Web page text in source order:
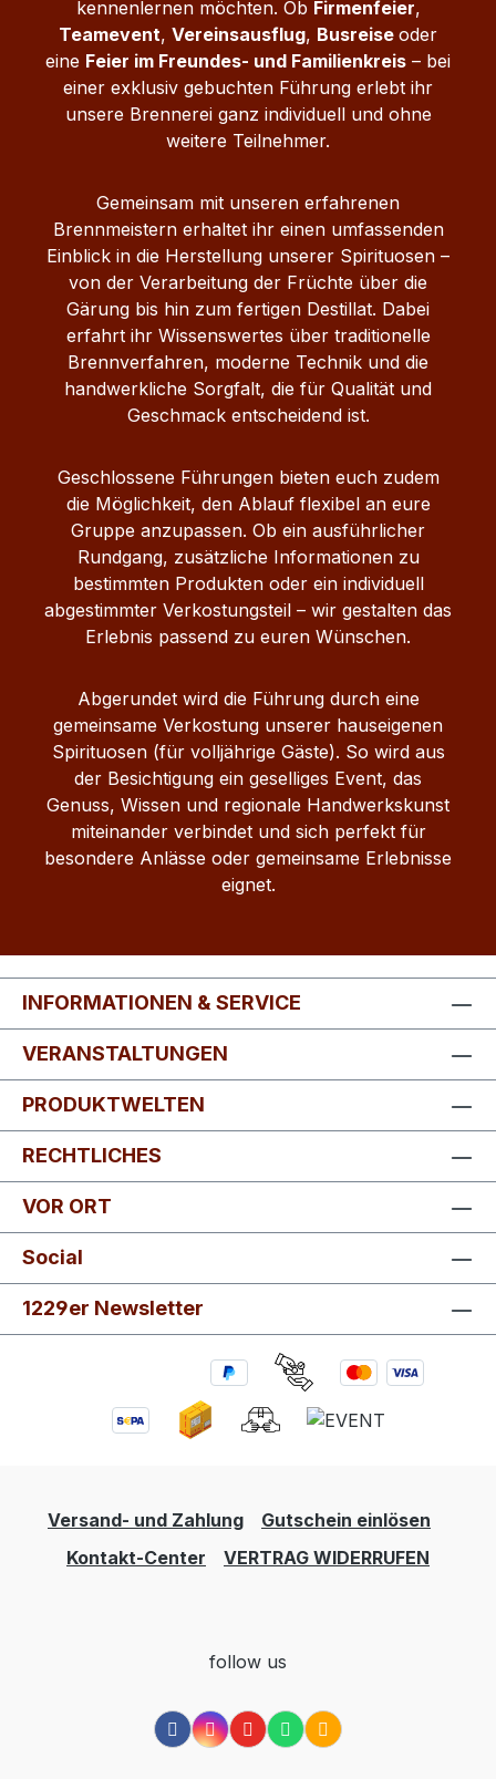
kennenlernen möchten. Ob Firmenfeier,
Teamevent, Vereinsausflug, Busreise oder
eine Feier im Freundes- und Familienkreis – bei
einer exklusiv gebuchten Führung erlebt ihr
unsere Brennerei ganz individuell und ohne
weitere Teilnehmer.
Gemeinsam mit unseren erfahrenen
Brennmeistern erhaltet ihr einen umfassenden
Einblick in die Herstellung unserer Spirituosen –
von der Verarbeitung der Früchte über die
Gärung bis hin zum fertigen Destillat. Dabei
erfahrt ihr Wissenswertes über traditionelle
Brennverfahren, moderne Technik und die
handwerkliche Sorgfalt, die für Qualität und
Geschmack entscheidend ist.
Geschlossene Führungen bieten euch zudem
die Möglichkeit, den Ablauf flexibel an eure
Gruppe anzupassen. Ob ein ausführlicher
Rundgang, zusätzliche Informationen zu
bestimmten Produkten oder ein individuell
abgestimmter Verkostungsteil – wir gestalten das
Erlebnis passend zu euren Wünschen.
Abgerundet wird die Führung durch eine
gemeinsame Verkostung unserer hauseigenen
Spirituosen (für volljährige Gäste). So wird aus
der Besichtigung ein geselliges Event, das
Genuss, Wissen und regionale Handwerkskunst
miteinander verbindet und sich perfekt für
besondere Anlässe oder gemeinsame Erlebnisse
eignet.
INFORMATIONEN & SERVICE
VERANSTALTUNGEN
PRODUKTWELTEN
RECHTLICHES
VOR ORT
Social
1229er Newsletter
Versand- und Zahlung
Gutschein einlösen
Kontakt-Center
VERTRAG WIDERRUFEN
follow us